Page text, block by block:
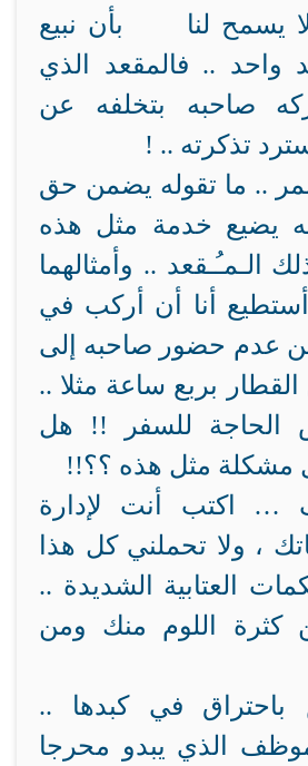
لا يسمح لنا بأن نبيع
واحد .. فالمقعد الذي
صاحبه بتخلفه عن
تذكرته .. !
.. ما تقوله يضمن حق
يضيع خدمة مثل هذه
الـمـُـقعد .. وأمثالهما
أستطيع أنا أن أركب في
عدم حضور صاحبه إلى
بربع ساعة مثلا ..
الحاجة للسفر !! هل
مثل هذه ؟؟!!
… اكتب أنت لإدارة
، ولا تحملني كل هذا
العتابية الشديدة ..
كثرة اللوم منك ومن
باحتراق في كبدها ..
الذي يبدو محرجا